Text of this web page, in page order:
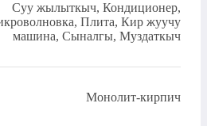
Суу жылыткыч, Кондиционер,
Плита, Кир жуучу
машина, Сыналгы, Муздаткыч
Монолит-кирпич